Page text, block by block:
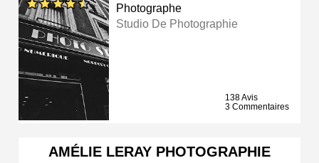
Photographe
Studio De Photographie
138 Avis
3 Commentaires
AMÉLIE LERAY PHOTOGRAPHIE